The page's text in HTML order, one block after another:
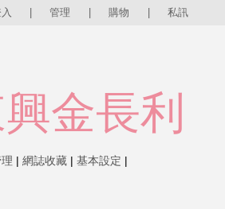
管理 購物 私訊
金長利
| 網誌收藏 | 基本設定 |